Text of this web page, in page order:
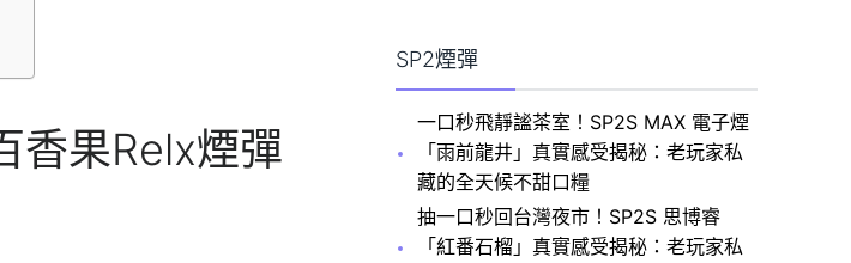
香果Relx煙彈
SP2煙彈
一口秒飛靜謐茶室！SP2S MAX 電子煙
「雨前龍井」真實感受揭秘：老玩家私
藏的全天候不甜口糧
抽一口秒回台灣夜市！SP2S 思博睿
「紅番石榴」真實感受揭秘：老玩家私